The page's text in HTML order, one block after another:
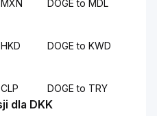
DOGE to MDL
DOGE to KWD
DOGE to TRY
dla DKK